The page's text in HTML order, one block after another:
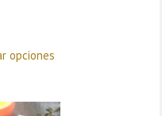
opciones
producto
múltiples